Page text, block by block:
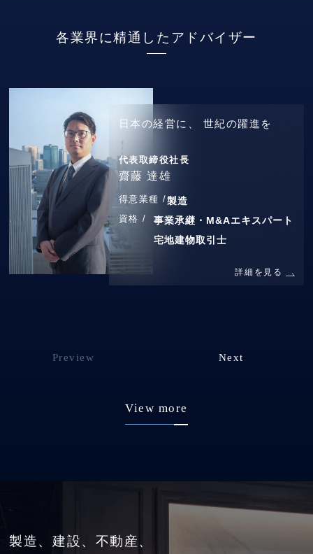
各業界に精通したアドバイザー
日本の経営に、 世紀の躍進を
代表取締役社長
齋藤 達雄
得意業種 /製造
資格 /
事業承継・M&Aエキスパート
宅地建物取引士
詳細を見る
Preview Next
View more
製造、建設、不動産、